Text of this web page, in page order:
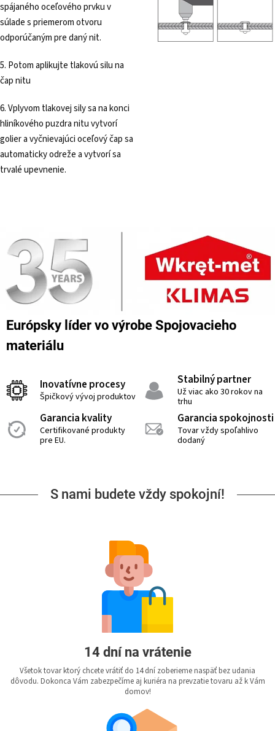
spájaného oceľového prvku v
súlade s priemerom otvoru
odporúčaným pre daný nit.
5. Potom aplikujte tlakovú silu na
čap nitu
6. Vplyvom tlakovej sily sa na konci
hliníkového puzdra nitu vytvorí
golier a vyčnievajúci oceľový čap sa
automaticky odreže a vytvorí sa
trvalé upevnenie.
Európsky líder vo výrobe Spojovacieho
materiálu
Inovatívne procesy
Špičkový vývoj produktov
Stabilný partner
Už viac ako 30 rokov na
trhu
Garancia kvality
Certifikované produkty
pre EU.
Garancia spokojnosti
Tovar vždy spoľahlivo
dodaný
S nami budete vždy spokojní!
14 dní na vrátenie
Všetok tovar ktorý chcete vrátiť do 14 dní zoberieme naspäť bez udania
dôvodu. Dokonca Vám zabezpečíme aj kuriéra na prevzatie tovaru až k Vám
domov!